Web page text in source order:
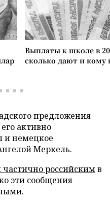
Выплаты к школе в
сколько дают и
предложения
активно
и немецкое
Меркель.
частично российскимв
эти сообщения